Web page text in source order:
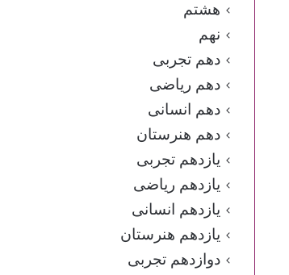
هشتم
نهم
دهم تجربی
دهم ریاضی
دهم انسانی
دهم هنرستان
یازدهم تجربی
یازدهم ریاضی
یازدهم انسانی
یازدهم هنرستان
دوازدهم تجربی